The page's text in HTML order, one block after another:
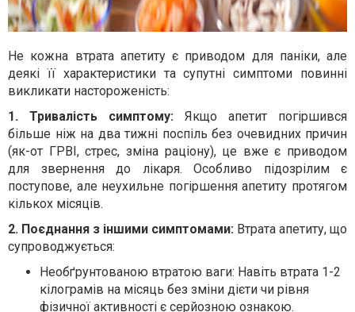
Не кожна втрата апетиту є приводом для паніки, але
деякі її характеристики та супутні симптоми повинні
викликати настороженість:
1.
Тривалість симптому: Якщо апетит погіршився
більше ніж на два тижні поспіль без очевидних причин
(як-от ГРВІ, стрес, зміна раціону), це вже є приводом
для звернення до лікаря. Особливо підозрілим є
поступове, але неухильне погіршення апетиту протягом
кількох місяців.
2. Поєднання з іншими симптомами: Втрата апетиту, що
супроводжується:
Необґрунтованою втратою ваги: Навіть втрата 1-2
кілограмів на місяць без зміни дієти чи рівня
фізичної активності є серйозною ознакою.